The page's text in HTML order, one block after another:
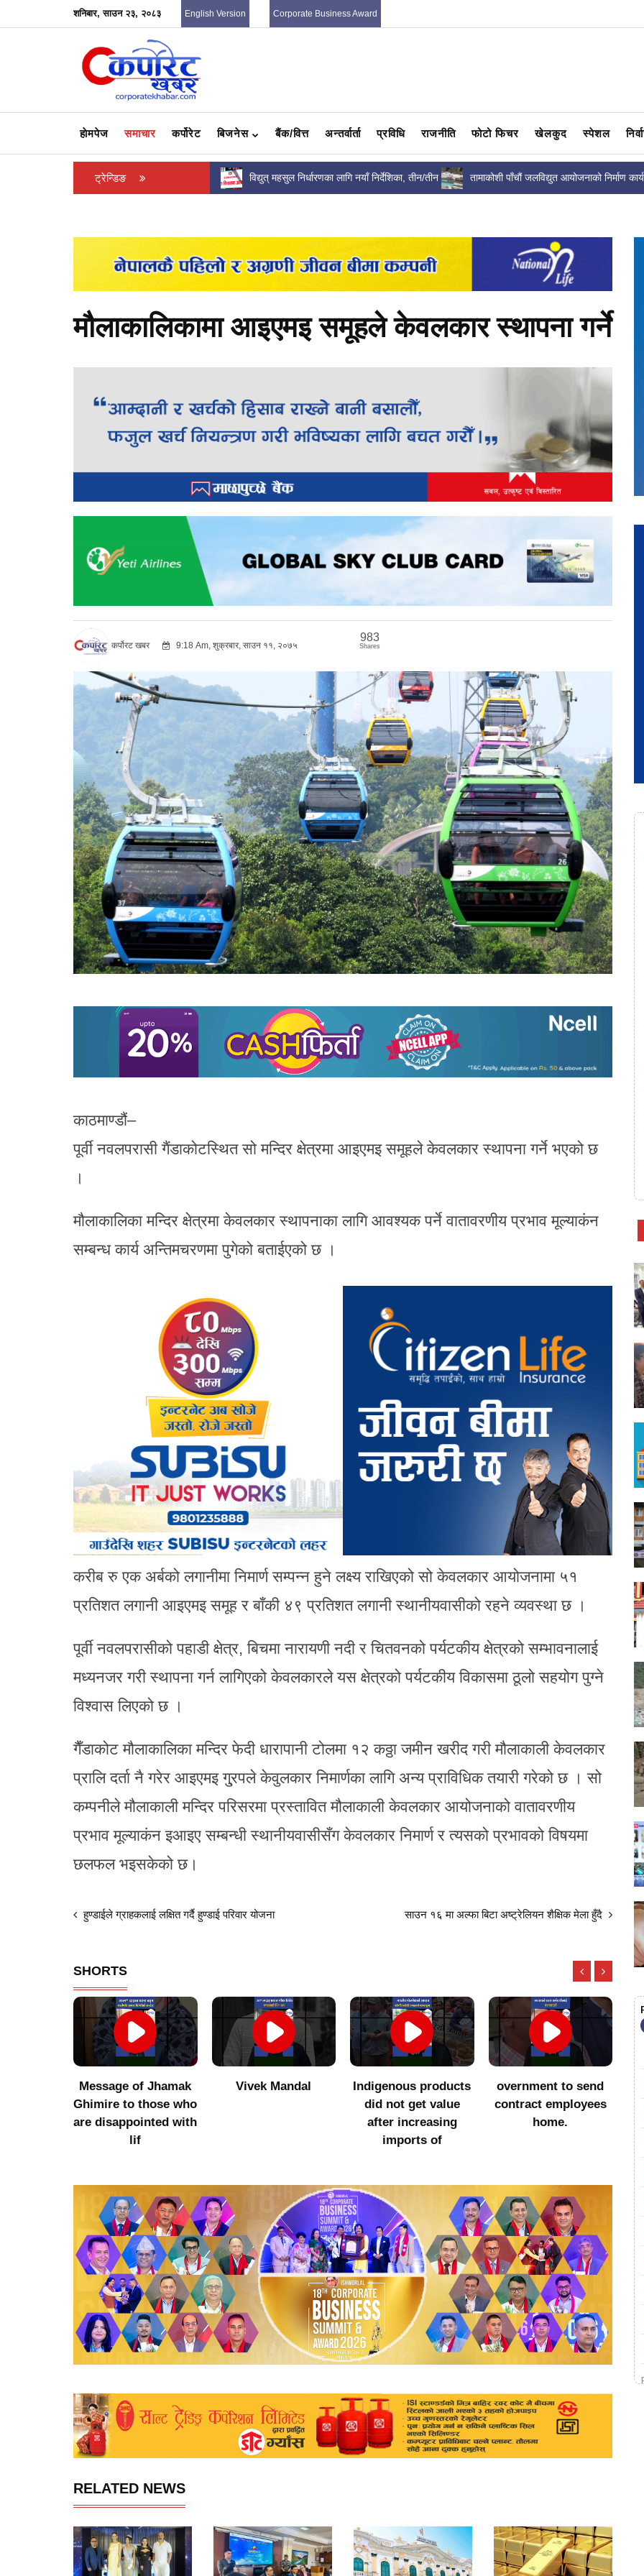
शनिबार, साउन २३, २०८३ English Version Corporate Business Award
हाेमपेज समाचार कर्पोरेट बिजनेस बैंक/वित्त अन्तर्वार्ता प्रविधि राजनीति फोटो फिचर खेलकुद स्पेशल
ट्रेन्डिङ
करदाता प्रोत्साहन कार्यक्रममा विजेता बनेका दुई जना
विद्युत् महसुल निर्धारणका लागि नयाँ निर्देशिका, तीन/तीन
तामाकोशी पाँचौं जलविद्युत आयोजनाको निर्माण कार्य
मौलाकालिकामा आइएमइ समूहले केवलकार स्थापना गर्ने
कर्पोरट खबर 9:18 Am, शुक्रबार, साउन ११, २०७५
983
Shares
काठमाण्डौं–
पूर्वी नवलपरासी गैंडाकोटस्थित सो मन्दिर क्षेत्रमा आइएमइ समूहले केवलकार स्थापना गर्ने भएको छ
।
मौलाकालिका मन्दिर क्षेत्रमा केवलकार स्थापनाका लागि आवश्यक पर्ने वातावरणीय प्रभाव मूल्याकंन
सम्बन्ध कार्य अन्तिमचरणमा पुगेको बताईएको छ ।
करीब रु एक अर्बको लगानीमा निमार्ण सम्पन्न हुने लक्ष्य राखिएको सो केवलकार आयोजनामा ५१
प्रतिशत लगानी आइएमइ समूह र बाँकी ४९ प्रतिशत लगानी स्थानीयवासीको रहने व्यवस्था छ ।
पूर्वी नवलपरासीको पहाडी क्षेत्र, बिचमा नारायणी नदी र चितवनको पर्यटकीय क्षेत्रको सम्भावनालाई
मध्यनजर गरी स्थापना गर्न लागिएको केवलकारले यस क्षेत्रको पर्यटकीय विकासमा ठूलो सहयोग पुग्ने
विश्वास लिएको छ ।
गैँडाकोट मौलाकालिका मन्दिर फेदी धारापानी टोलमा १२ कठ्ठा जमीन खरीद गरी मौलाकाली केवलकार
प्रालि दर्ता नै गरेर आइएमइ गु्रपले केवुलकार निमार्णका लागि अन्य प्राविधिक तयारी गरेको छ । सो
कम्पनीले मौलाकाली मन्दिर परिसरमा प्रस्तावित मौलाकाली केवलकार आयोजनाको वातावरणीय
प्रभाव मूल्याकंन इआइए सम्बन्धी स्थानीयवासीसँग केवलकार निमार्ण र त्यसको प्रभावको विषयमा
छलफल भइसकेको छ।
हुण्डाईले ग्राहकलाई लक्षित गर्दै हुण्डाई परिवार योजना साउन १६ मा अल्फा बिटा अष्ट्रेलियन शैक्षिक मेला हुँदै
SHORTS
Message of Jhamak
Ghimire to those who
are disappointed with
lif
Vivek Mandal
Indigenous products
did not get value
after increasing
imports of
overnment to send
contract employees
home.
RELATED NEWS